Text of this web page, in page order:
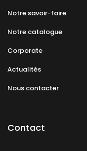
Notre savoir-faire
Notre catalogue
Corporate
Actualités
Nous contacter
Contact